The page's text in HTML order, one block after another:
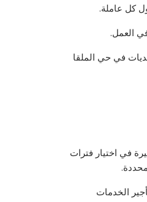
كل عاملة.
العمل.
في حي الملقا
في اختيار فترات
الخدمات